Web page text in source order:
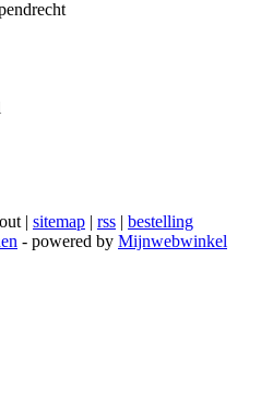
| sitemap | rss | bestelling
- powered by Mijnwebwinkel